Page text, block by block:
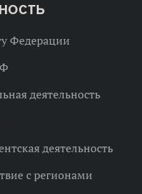
Федерации
деятельность
деятельность
с регионами